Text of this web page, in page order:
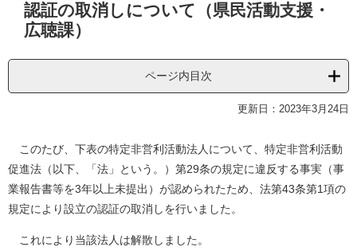
認証の取消しについて（県民活動支援・
広聴課）
ページ内目次
更新日：2023年3月24日
このたび、下表の特定非営利活動法人について、特定非営利活動
促進法（以下、「法」という。）第29条の規定に違反する事実（事
業報告書等を3年以上未提出）が認められたため、法第43条第1項の
規定により設立の認証の取消しを行いました。
これにより当該法人は解散しました。